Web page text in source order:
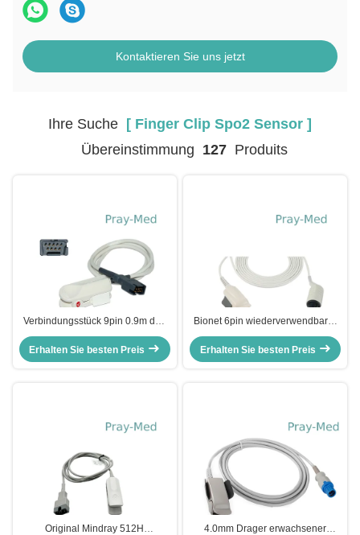
Kontaktieren Sie uns jetzt
Ihre Suche [ Finger Clip Spo2 Sensor ]
Übereinstimmung 127Produits
Verbindungsstück 9pin 0.9m des
Erwachsener -Finger-Clip-Spo2
des Sensor-LNCS DCI 1863
Erhalten Sie besten Preis
Bionet 6pin wiederverwendbarer
pädiatrischer Sensor-
Pulsoximeter des Finger-
Bm3/Bm5 Clip-Spo2
Erhalten Sie besten Preis
Original Mindray 512H
4.0mm Drager erwachsener